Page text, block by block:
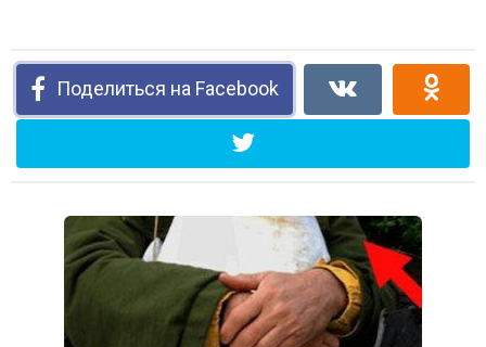
Поделиться на Facebook